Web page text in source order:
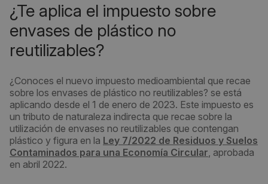
¿Te aplica el impuesto sobre
envases de plástico no
reutilizables?
¿Conoces el nuevo impuesto medioambiental que recae
sobre los envases de plástico no reutilizables? se está
aplicando desde el 1 de enero de 2023. Este impuesto es
un tributo de naturaleza indirecta que recae sobre la
utilización de envases no reutilizables que contengan
plástico y figura en la Ley 7/2022 de Residuos y Suelos
Contaminados para una Economía Circular, aprobada
en abril 2022.